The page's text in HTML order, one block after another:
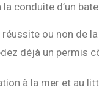
conduite d’un
ou non de
déjà un permis
à la mer et au